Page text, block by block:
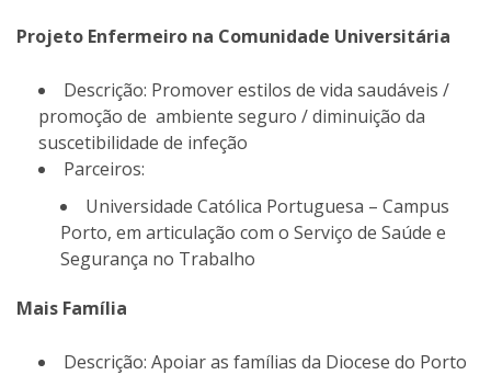
Projeto Enfermeiro na Comunidade Universitária
Descrição: Promover estilos de vida saudáveis /
promoção de ambiente seguro / diminuição da
suscetibilidade de infeção
Parceiros:
Universidade Católica Portuguesa – Campus
Porto, em articulação com o Serviço de Saúde e
Segurança no Trabalho
Mais Família
Descrição: Apoiar as famílias da Diocese do Porto